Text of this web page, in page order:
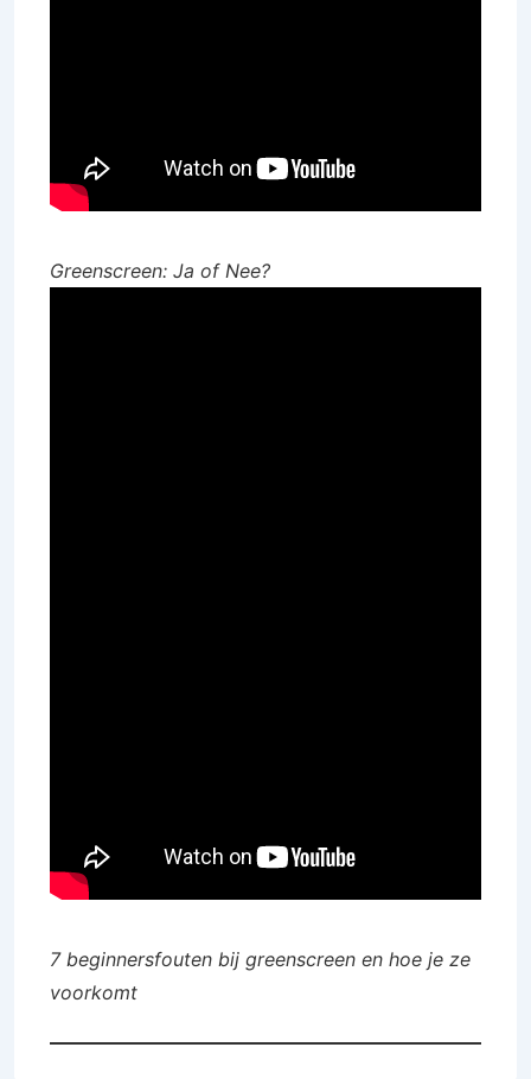
Greenscreen: Ja of Nee?
7 beginnersfouten bij greenscreen en hoe je ze
voorkomt